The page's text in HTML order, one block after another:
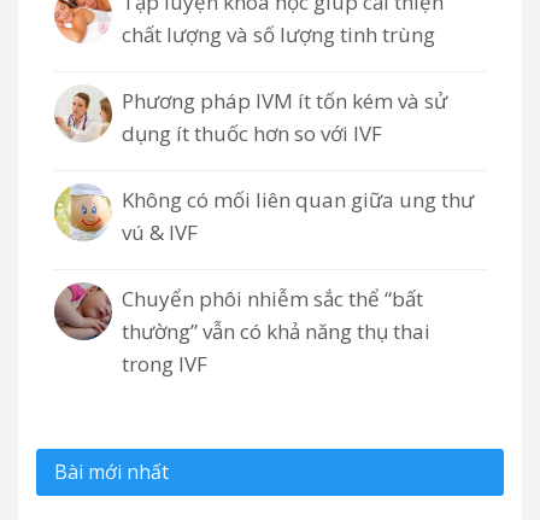
chất lượng và số lượng tinh trùng
Phương pháp IVM ít tốn kém và sử
dụng ít thuốc hơn so với IVF
Không có mối liên quan giữa ung thư
vú & IVF
Chuyển phôi nhiễm sắc thể “bất
thường” vẫn có khả năng thụ thai
trong IVF
Bài mới nhất